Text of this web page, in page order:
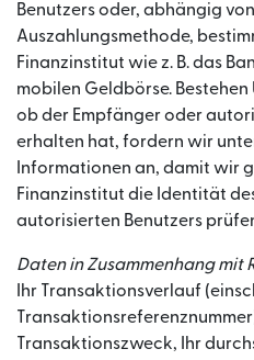
Benutzers oder, abhängig
Auszahlungsmethode,
Finanzinstitut wie z. B. das
mobilen Geldbörse.
ob der Empfänger oder
erhalten hat, fordern wir
Informationen an, damit wir
Finanzinstitut die Identität
autorisierten Benutzers
Daten in Zusammenhang mit
Ihr Transaktionsverlauf
Transaktionszweck, Ihr